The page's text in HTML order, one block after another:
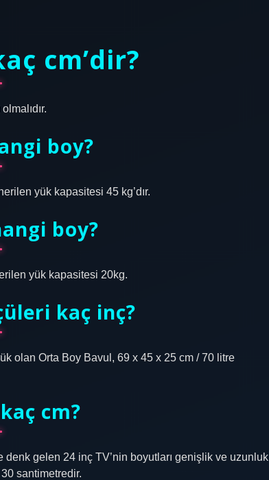
cm’dir?
boy?
yük kapasitesi 45 kg’dır.
boy?
yük kapasitesi 20kg.
kaç inç?
olan Orta Boy Bavul, 69 x 45 x 25 cm / 70 litre
cm?
denk gelen 24 inç TV’nin boyutları genişlik ve uzunluk
santimetredir.